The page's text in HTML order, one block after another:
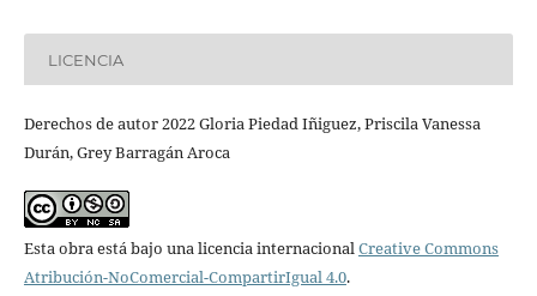
LICENCIA
Derechos de autor 2022 Gloria Piedad Iñiguez, Priscila Vanessa
Durán, Grey Barragán Aroca
Esta obra está bajo una licencia internacionalCreative Commons
Atribución-NoComercial-CompartirIgual 4.0.